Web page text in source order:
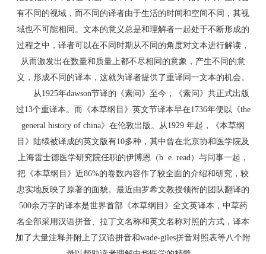
有不同的视域，而不同的译者由于生活的时间和空间不同，其视
域也不可能相同。文本的意义总是和理解者一起处于不断形成的
过程之中，译者可以在不同时期从不同的角度对文本进行解读，
从而激发出在数量和质量上都不尽相同的意象，产生不同的意
义，形成不同的译本，这就为译者提供了重译同一文本的机会。
从1925年dawson节译的《素问》至今，《素问》共正式出版
过13个重译本。而《本草纲目》英文节译本早在1736年便以《the
general history of china》在伦敦出版。从1929 年起，《本草纲
目》陆续被译成的英文版有10多种，其中曾在北京协和医学院及
上海雷士德医学研究院任职的伊博恩（b. e. read）与同事一起，
把《本草纲目》近86%的卷数内容作了较全面的介绍和研究，较
忠实地反映了原著的面貌。最近由罗希文教授领衔的团队翻译的
500余万字的译本是世界首部《本草纲目》全文英译本，中草药
名全部采用汉语拼音、拉丁文名称和英文名称对照的方式，译本
加了大量注释并附上了汉语拼音和wade-giles拼音对照表等八个附